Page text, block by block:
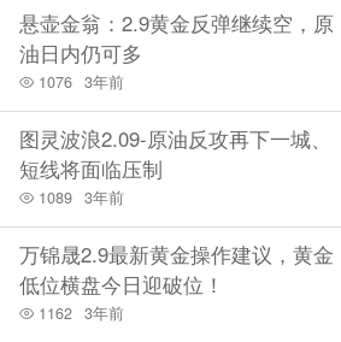
悬壶金翁：2.9黄金反弹继续空，原
油日内仍可多
1076 3年前
图灵波浪2.09-原油反攻再下一城、
短线将面临压制
1089 3年前
万锦晟2.9最新黄金操作建议，黄金
低位横盘今日迎破位！
1162 3年前